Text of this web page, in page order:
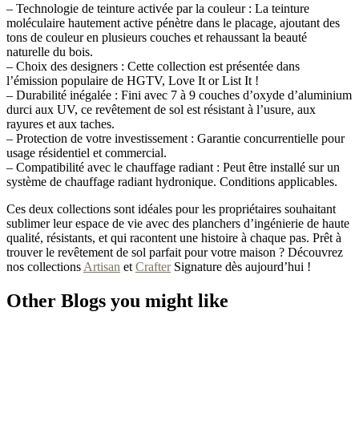
– Technologie de teinture activée par la couleur : La teinture
moléculaire hautement active pénètre dans le placage, ajoutant des
tons de couleur en plusieurs couches et rehaussant la beauté
naturelle du bois.
– Choix des designers : Cette collection est présentée dans
l’émission populaire de HGTV, Love It or List It !
– Durabilité inégalée : Fini avec 7 à 9 couches d’oxyde d’aluminium
durci aux UV, ce revêtement de sol est résistant à l’usure, aux
rayures et aux taches.
– Protection de votre investissement : Garantie concurrentielle pour
usage résidentiel et commercial.
– Compatibilité avec le chauffage radiant : Peut être installé sur un
système de chauffage radiant hydronique. Conditions applicables.
Ces deux collections sont idéales pour les propriétaires souhaitant
sublimer leur espace de vie avec des planchers d’ingénierie de haute
qualité, résistants, et qui racontent une histoire à chaque pas. Prêt à
trouver le revêtement de sol parfait pour votre maison ? Découvrez
nos collections Artisan et CrafterSignature dès aujourd’hui !
Other Blogs you might like